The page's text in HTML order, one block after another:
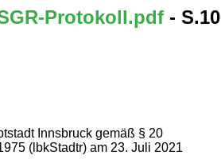
Protokoll.pdf - S.10
Innsbruck gemäß § 20
(lbkStadtr) am 23. Juli 2021